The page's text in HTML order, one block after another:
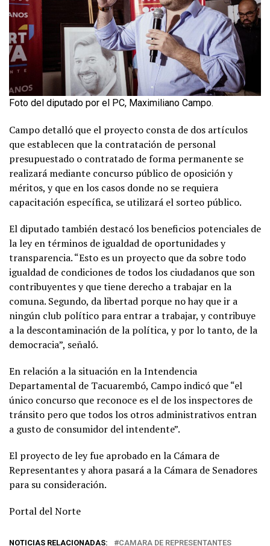
Foto del diputado por el PC, Maximiliano Campo.
Campo detalló que el proyecto consta de dos artículos
que establecen que la contratación de personal
presupuestado o contratado de forma permanente se
realizará mediante concurso público de oposición y
méritos, y que en los casos donde no se requiera
capacitación específica, se utilizará el sorteo público.
El diputado también destacó los beneficios potenciales de
la ley en términos de igualdad de oportunidades y
transparencia. “Esto es un proyecto que da sobre todo
igualdad de condiciones de todos los ciudadanos que son
contribuyentes y que tiene derecho a trabajar en la
comuna. Segundo, da libertad porque no hay que ir a
ningún club político para entrar a trabajar, y contribuye
a la descontaminación de la política, y por lo tanto, de la
democracia”, señaló.
En relación a la situación en la Intendencia
Departamental de Tacuarembó, Campo indicó que “el
único concurso que reconoce es el de los inspectores de
tránsito pero que todos los otros administrativos entran
a gusto de consumidor del intendente”.
El proyecto de ley fue aprobado en la Cámara de
Representantes y ahora pasará a la Cámara de Senadores
para su consideración.
Portal del Norte
NOTICIAS RELACIONADAS:
CAMARA DE REPRESENTANTES